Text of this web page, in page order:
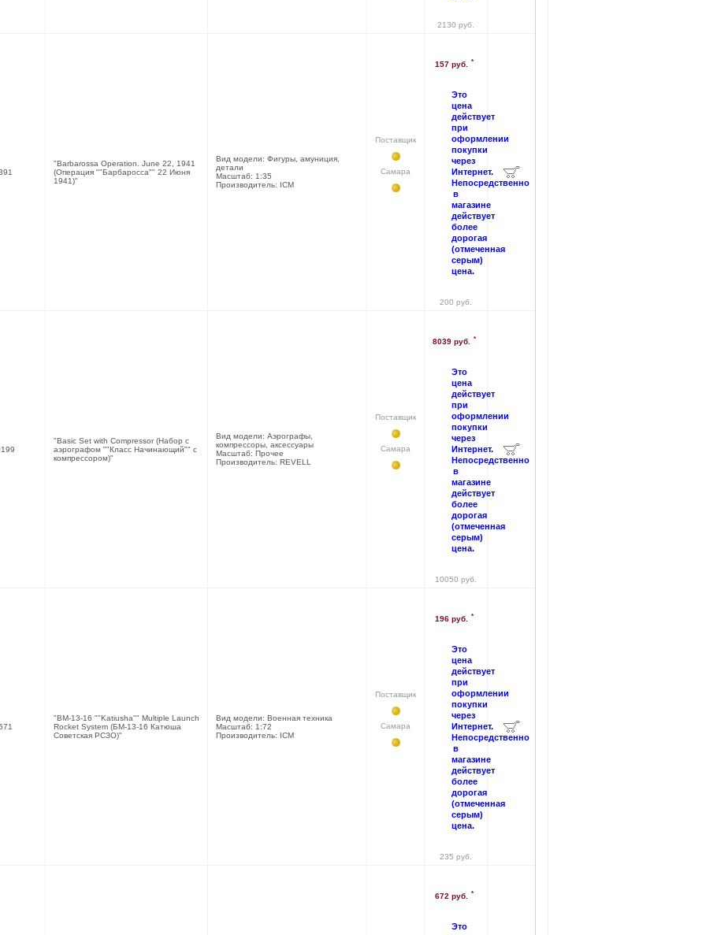
2130 руб.
"Barbarossa Operation. June 22, 1941
(Операция ""Барбаросса"" 22 Июня
1941)"
Вид модели: Фигуры, амуниция,
детали
Масштаб: 1:35
Производитель: ICM
Поставщик
Самара
157 руб. *
Это
цена
действует
при
оформлении
покупки
через
Интернет.
Непосредственно
в
магазине
действует
более
дорогая
(отмеченная
серым)
цена.
200 руб.
"Basic Set with Compressor (Набор с
аэрографом ""Класс Начинающий"" с
компрессором)"
Вид модели: Аэрографы,
компрессоры, аксессуары
Масштаб: Прочее
Производитель: REVELL
Поставщик
Самара
8039 руб. *
Это
цена
действует
при
оформлении
покупки
через
Интернет.
Непосредственно
в
магазине
действует
более
дорогая
(отмеченная
серым)
цена.
10050 руб.
"BM-13-16 ""Katiusha"" Multiple Launch
Rocket System (БМ-13-16 Катюша
Советская РСЗО)"
Вид модели: Военная техника
Масштаб: 1:72
Производитель: ICM
Поставщик
Самара
196 руб. *
Это
цена
действует
при
оформлении
покупки
через
Интернет.
Непосредственно
в
магазине
действует
более
дорогая
(отмеченная
серым)
цена.
235 руб.
672 руб. *
Это